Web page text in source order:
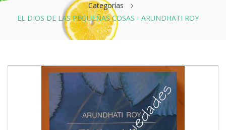
Categorías
EL DIOS DE LAS PEQUEÑAS COSAS - ARUNDHATI ROY